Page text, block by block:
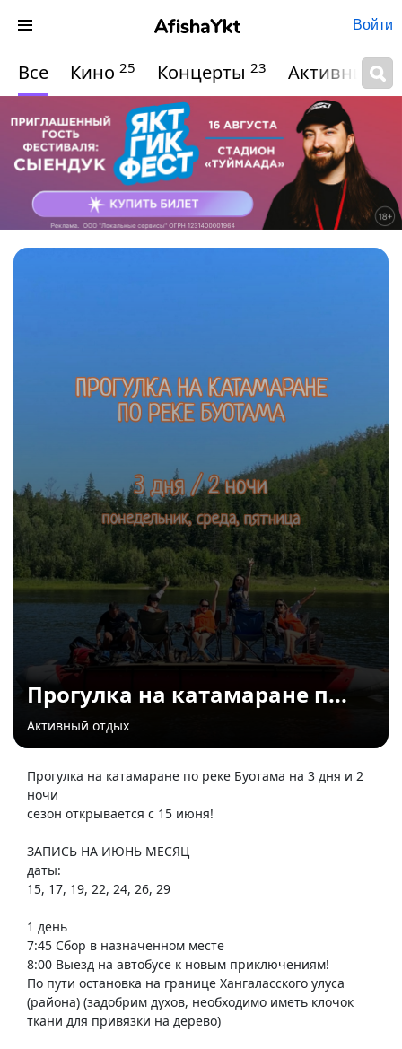
Войти
Все Кино 25 Концерты 23 Активный
Прогулка на катамаране п...
Активный отдых
Прогулка на катамаране по реке Буотама на 3 дня и 2
ночи
сезон открывается с 15 июня!
ЗАПИСЬ НА ИЮНЬ МЕСЯЦ
даты:
15, 17, 19, 22, 24, 26, 29
1 день
7:45 Сбор в назначенном месте
8:00 Выезд на автобусе к новым приключениям!
По пути остановка на границе Хангаласского улуса
(района) (задобрим духов, необходимо иметь клочок
ткани для привязки на дерево)